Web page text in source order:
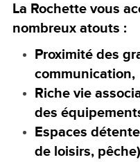
La Rochette vous
nombreux atouts :
Proximité des
communication,
Riche vie
des
Espaces
de loisirs,